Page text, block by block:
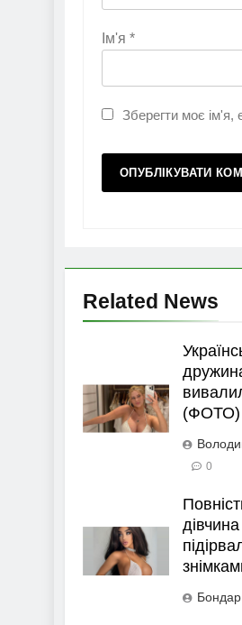
Ім'я *
Зберегти моє ім'я,
Related News
(ФОТО)
0
Бондар